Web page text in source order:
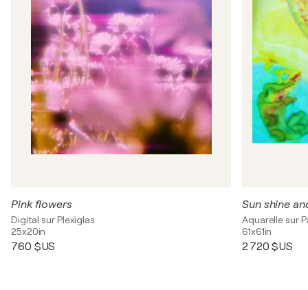
Pink flowers
Digital sur Plexiglas
25x20in
760 $US
Sun shine
Aquarelle sur
61x61in
2 720 $US